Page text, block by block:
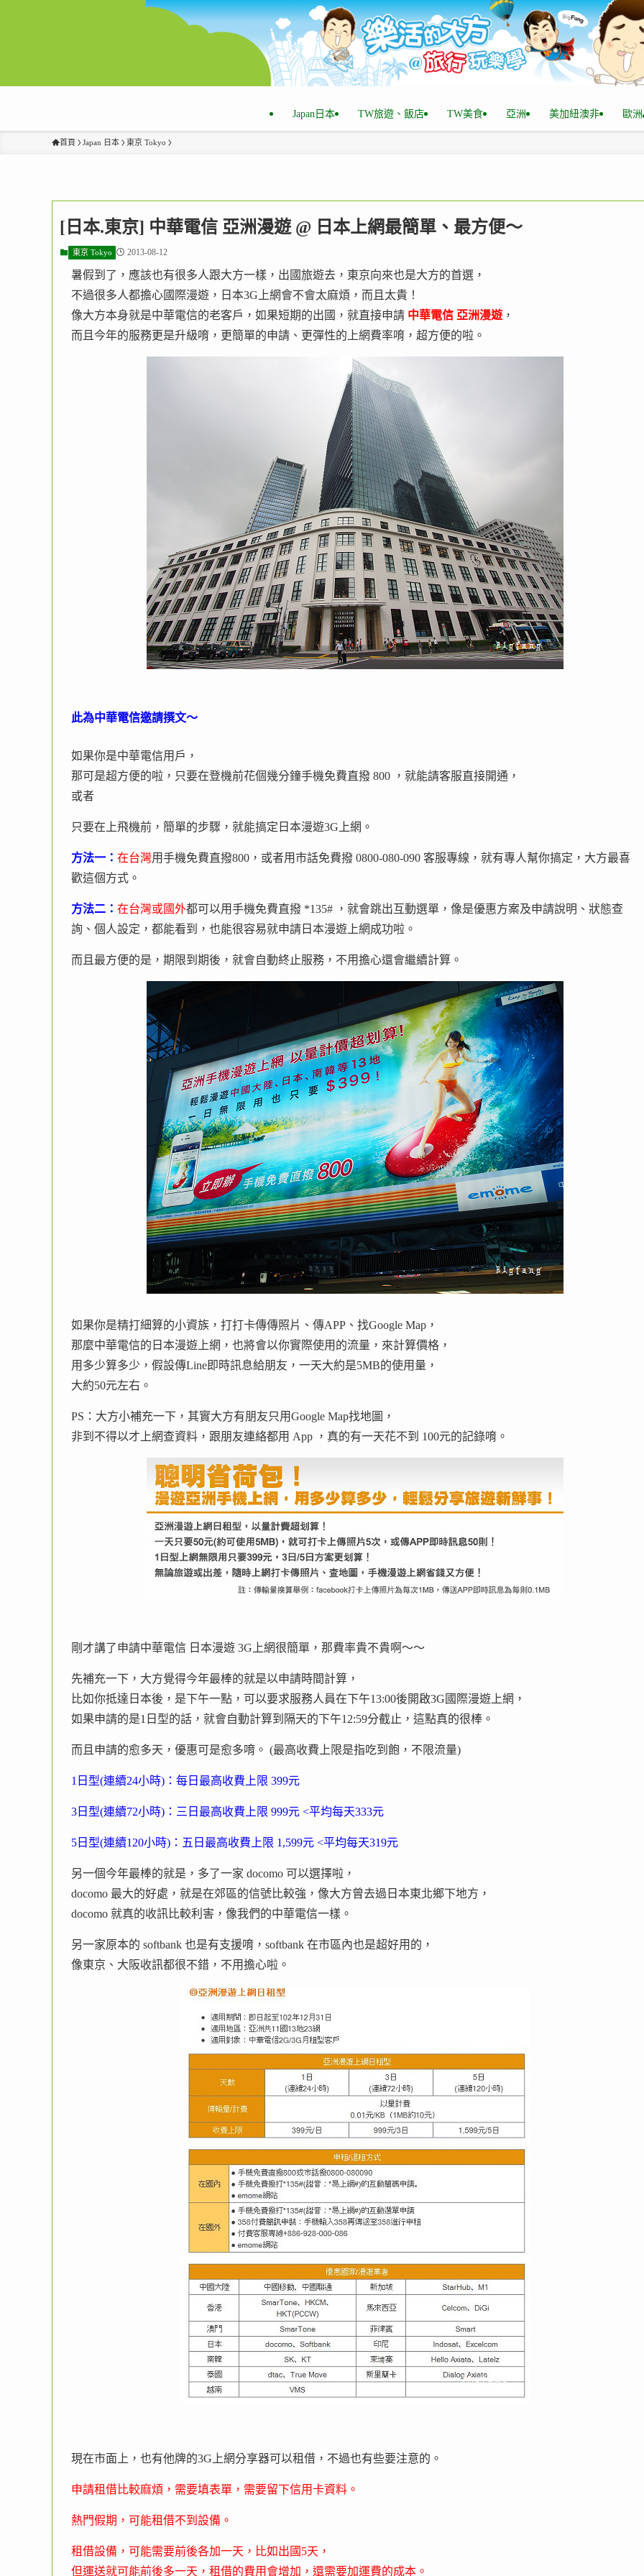
Japan日本 TW旅遊、飯店 TW美食 亞洲 美加紐澳非 歐洲
首頁 Japan 日本 東京 Tokyo
[日本.東京] 中華電信 亞洲漫遊 @ 日本上網最簡單、最方便～
東京 Tokyo 2013-08-12
暑假到了，應該也有很多人跟大方一樣，出國旅遊去，東京向來也是大方的首選，
不過很多人都擔心國際漫遊，日本3G上網會不會太麻煩，而且太貴！
像大方本身就是中華電信的老客戶，如果短期的出國，就直接申請 中華電信 亞洲漫遊 ，
而且今年的服務更是升級唷，更簡單的申請、更彈性的上網費率唷，超方便的啦。
此為中華電信邀請撰文～
如果你是中華電信用戶，
那可是超方便的啦，只要在登機前花個幾分鐘手機免費直撥 800 ，就能請客服直接開通，
或者
只要在上飛機前，簡單的步驟，就能搞定日本漫遊3G上網。
方法一： 在台灣用手機免費直撥800，或者用市話免費撥 0800-080-090 客服專線，就有專人幫你搞定，大方最喜
歡這個方式。
方法二： 在台灣或國外都可以用手機免費直撥 *135# ，就會跳出互動選單，像是優惠方案及申請說明、狀態查
詢、個人設定，都能看到，也能很容易就申請日本漫遊上網成功啦。
而且最方便的是，期限到期後，就會自動終止服務，不用擔心還會繼續計算。
如果你是精打細算的小資族，打打卡傳傳照片、傳APP、找Google Map，
那麼中華電信的日本漫遊上網，也將會以你實際使用的流量，來計算價格，
用多少算多少，假設傳Line即時訊息給朋友，一天大約是5MB的使用量，
大約50元左右。
PS：大方小補充一下，其實大方有朋友只用Google Map找地圖，
非到不得以才上網查資料，跟朋友連絡都用 App ，真的有一天花不到 100元的記錄唷。
剛才講了申請中華電信 日本漫遊 3G上網很簡單，那費率貴不貴啊～～
先補充一下，大方覺得今年最棒的就是以申請時間計算，
比如你抵達日本後，是下午一點，可以要求服務人員在下午13:00後開啟3G國際漫遊上網，
如果申請的是1日型的話，就會自動計算到隔天的下午12:59分截止，這點真的很棒。
而且申請的愈多天，優惠可是愈多唷。 (最高收費上限是指吃到飽，不限流量)
1日型(連續24小時)：每日最高收費上限 399元
3日型(連續72小時)：三日最高收費上限 999元 <平均每天333元
5日型(連續120小時)：五日最高收費上限 1,599元 <平均每天319元
另一個今年最棒的就是，多了一家 docomo 可以選擇啦，
docomo 最大的好處，就是在郊區的信號比較強，像大方曾去過日本東北鄉下地方，
docomo 就真的收訊比較利害，像我們的中華電信一樣。
另一家原本的 softbank 也是有支援唷，softbank 在市區內也是超好用的，
像東京、大阪收訊都很不錯，不用擔心啦。
現在市面上，也有他牌的3G上網分享器可以租借，不過也有些要注意的。
申請租借比較麻煩，需要填表單，需要留下信用卡資料。
熱門假期，可能租借不到設備。
租借設備，可能需要前後各加一天，比如出國5天，
但運送就可能前後多一天，租借的費用會增加，還需要加運費的成本。